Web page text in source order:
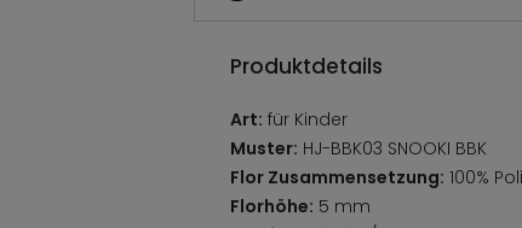
Produktdetails
Art: für Kinder
Muster: HJ-BBK03 SNOOKI BBK
Flor Zusammensetzung: 100%
Florhöhe: 5 mm